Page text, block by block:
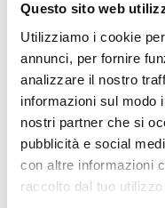
Questo sito web
Utilizziamo i cookie
annunci, per fornire
analizzare il nostro
informazioni sul modo
nostri partner che si
pubblicità e social
con altre informazioni
raccolto dal tuo